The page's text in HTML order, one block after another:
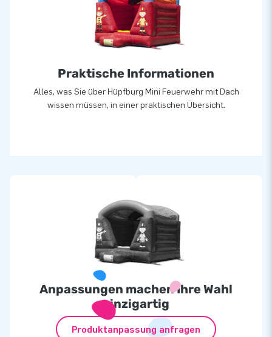
Praktische Informationen
Alles, was Sie über Hüpfburg Mini Feuerwehr mit Dach
wissen müssen, in einer praktischen Übersicht.
Anpassungen machen Ihre Wahl
einzigartig
Produktanpassung anfragen